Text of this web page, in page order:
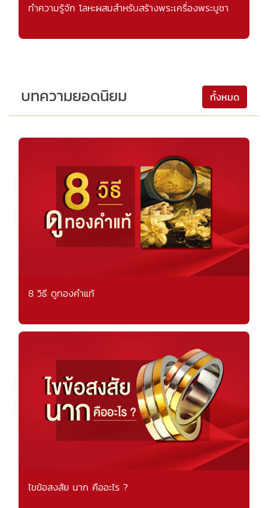
ทำความรู้จัก โลหะผสมสำหรับสร้างพระเครื่องพระบูชา
บทความยอดนิยม ทั้งหมด
8 วิธี ดูทองคำแท้
ไขข้อสงสัย นาก คืออะไร ?